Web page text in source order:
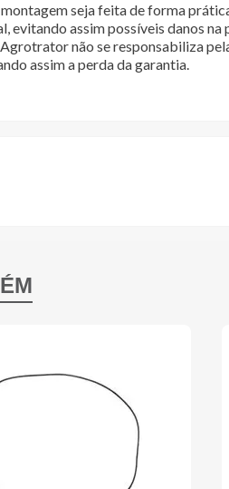
montagem seja feita de forma
evitando assim possíveis danos na
não se responsabiliza
assim a perda da garantia.